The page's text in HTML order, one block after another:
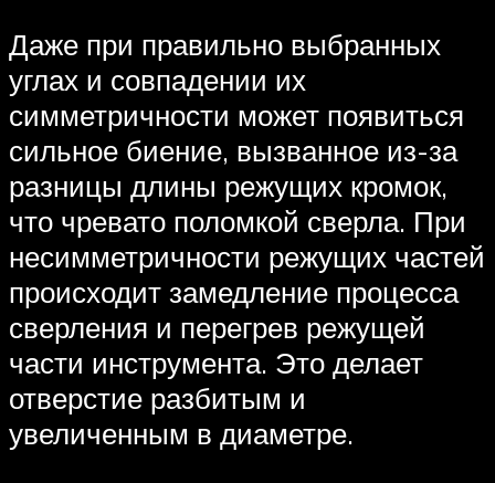
Даже при правильно выбранных
углах и совпадении их
симметричности может появиться
сильное биение, вызванное из-за
разницы длины режущих кромок,
что чревато поломкой сверла. При
несимметричности режущих частей
происходит замедление процесса
сверления и перегрев режущей
части инструмента. Это делает
отверстие разбитым и
увеличенным в диаметре.